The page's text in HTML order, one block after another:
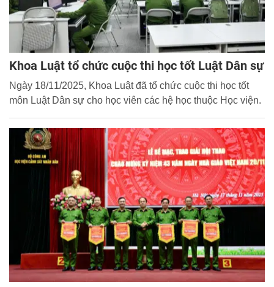
Khoa Luật tổ chức cuộc thi học tốt Luật Dân sự
Ngày 18/11/2025, Khoa Luật đã tổ chức cuộc thi học tốt
môn Luật Dân sự cho học viên các hệ học thuộc Học viện.